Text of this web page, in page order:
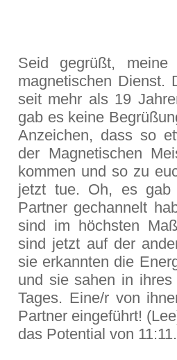
Seid gegrüßt,
magnetischen Dienst.
seit mehr als 19
gab es keine
Anzeichen, dass so
der Magnetischen
kommen und so zu
jetzt tue. Oh, es gab
Partner gechannelt
sind im höchsten
sind jetzt auf der
sie erkannten die
und sie sahen in
Tages. Eine/r von
Partner eingeführt!
das Potential von 11:11.